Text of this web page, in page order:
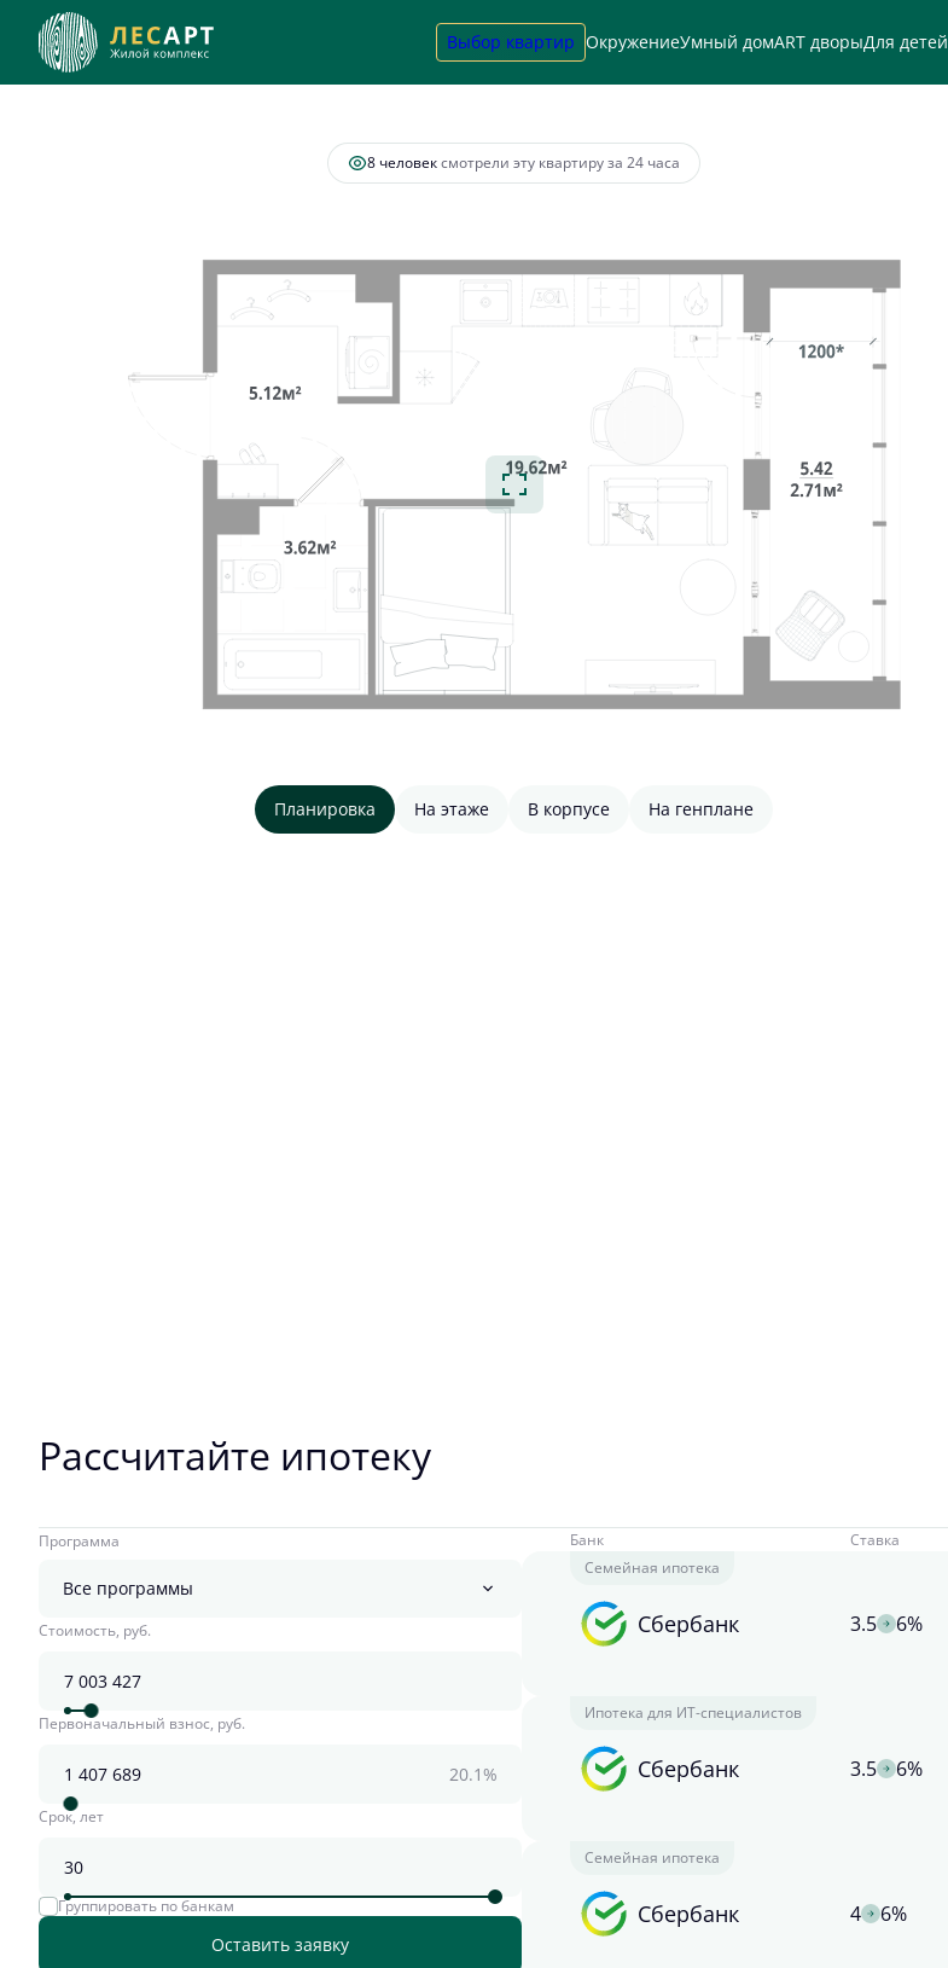
Выбор квартир ОкружениеУмный домART дворыДля детей
Студия31.07 м2 Ипотекаот 26 001 руб.
8 человексмотрели эту квартиру за 24 часа
Планировка На этаже В корпусе На генплане
Рассчитайте ипотеку
Программа
Все программы
Стоимость, руб.
Первоначальный взнос, руб.
20.1%
Срок, лет
Группировать по банкам
Оставить заявку
Банк Ставка
Семейная ипотека
Сбербанк 3.5 6%
Ипотека для ИТ-специалистов
Сбербанк 3.5 6%
Семейная ипотека
Сбербанк 4 6%